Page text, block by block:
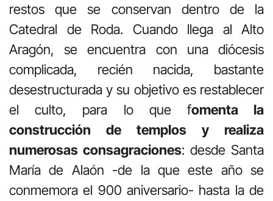
restos que se conservan dentro de la
Catedral de Roda. Cuando llega al Alto
Aragón, se encuentra con una diócesis
complicada, recién nacida, bastante
desestructurada y su objetivo es restablecer
el culto, para lo que fomenta la
construcción de templos y realiza
numerosas consagraciones: desde Santa
María de Alaón -de la que este año se
conmemora el 900 aniversario- hasta la de